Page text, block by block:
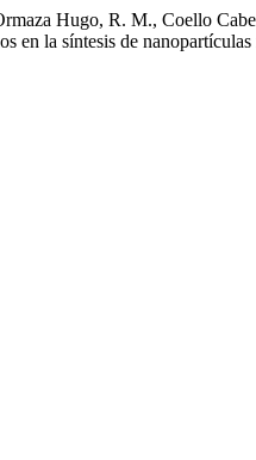
Hugo, R. M., Coello
en la síntesis de